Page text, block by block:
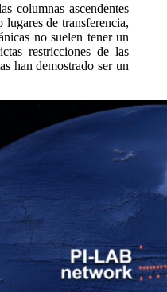
columnas ascendentes
lugares de transferencia,
no suelen tener un
restricciones de las
han demostrado ser un